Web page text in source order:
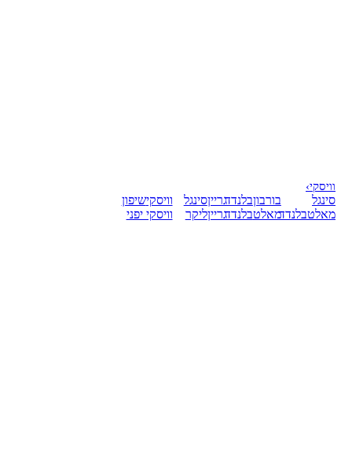
וויסקי›
סינגל
מאלטבלנדד
בורבוןבלנדד
מאלטבלנדד
גרייןסינגל
גרייןליקר
וויסקישיפון
וויסקי יפני